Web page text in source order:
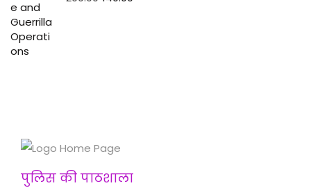
षा
में
जा
पुलिस की पाठशाला